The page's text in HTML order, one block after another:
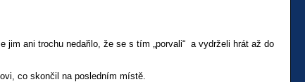
ani trochu nedařilo, že se s tím „porvali“ a vydrželi hrát až do
co skončil na posledním místě.